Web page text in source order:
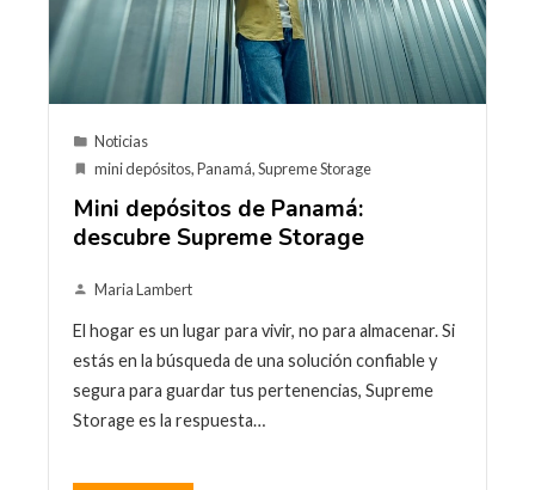
Noticias
mini depósitos,Panamá,Supreme Storage
Mini depósitos de Panamá:
descubre Supreme Storage
Maria Lambert
El hogar es un lugar para vivir, no para almacenar. Si
estás en la búsqueda de una solución confiable y
segura para guardar tus pertenencias, Supreme
Storage es la respuesta…